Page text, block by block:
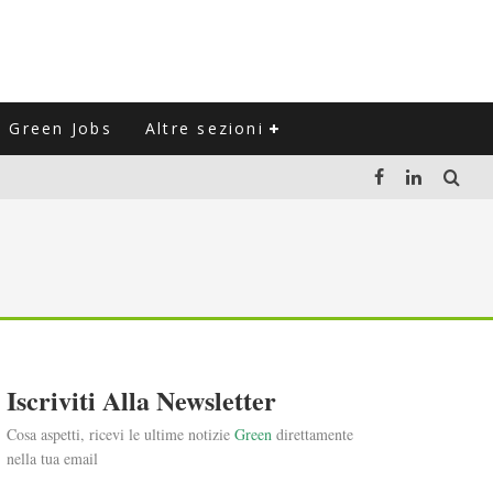
Green Jobs Altre sezioni
Iscriviti Alla Newsletter
Cosa aspetti, ricevi le ultime notizie Green direttamente
nella tua email